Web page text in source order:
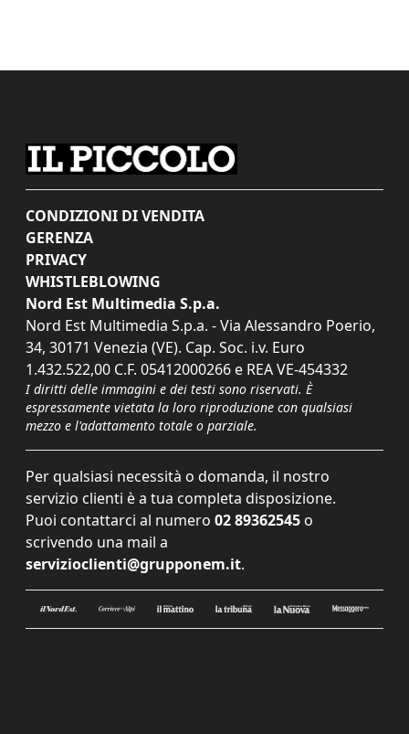
CONDIZIONI DI VENDITA
GERENZA
PRIVACY
WHISTLEBLOWING
Nord Est Multimedia S.p.a.
Nord Est Multimedia S.p.a. - Via Alessandro Poerio,
34, 30171 Venezia (VE). Cap. Soc. i.v. Euro
1.432.522,00 C.F. 05412000266 e REA VE-454332
I diritti delle immagini e dei testi sono riservati. È
espressamente vietata la loro riproduzione con qualsiasi
mezzo e l'adattamento totale o parziale.
Per qualsiasi necessità o domanda, il nostro
servizio clienti è a tua completa disposizione.
Puoi contattarci al numero 02 89362545 o
scrivendo una mail a
servizioclienti@grupponem.it.